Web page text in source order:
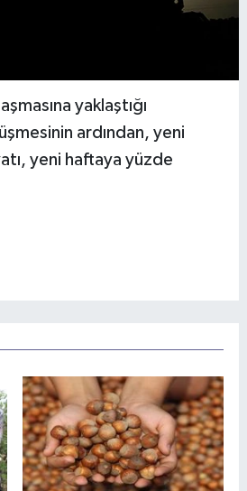
yaklaştığı
ardından, yeni
yeni haftaya yüzde